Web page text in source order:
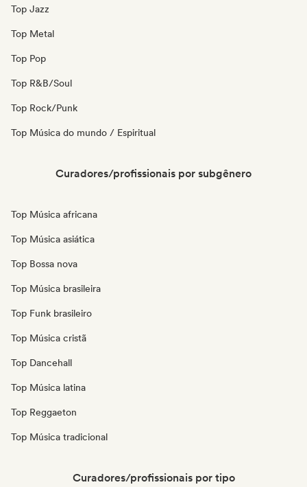
Top Jazz
Top Metal
Top Pop
Top R&B/Soul
Top Rock/Punk
Top Música do mundo / Espiritual
Curadores/profissionais por subgênero
Top Música africana
Top Música asiática
Top Bossa nova
Top Música brasileira
Top Funk brasileiro
Top Música cristã
Top Dancehall
Top Música latina
Top Reggaeton
Top Música tradicional
Curadores/profissionais por tipo